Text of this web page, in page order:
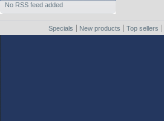
No RSS feed added
Specials New products Top sellers